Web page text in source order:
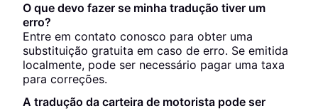
O que devo fazer se minha tradução tiver um
erro?
Entre em contato conosco para obter uma
substituição gratuita em caso de erro. Se emitida
localmente, pode ser necessário pagar uma taxa
para correções.
A tradução da carteira de motorista pode ser